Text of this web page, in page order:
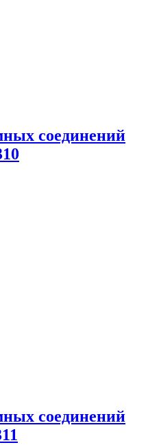
соединений
соединений